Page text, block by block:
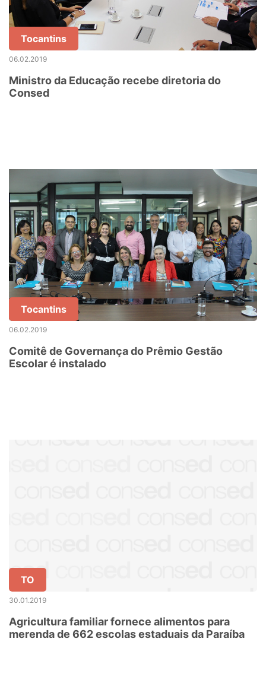
Tocantins
06.02.2019
Ministro da Educação recebe diretoria do
Consed
Tocantins
06.02.2019
Comitê de Governança do Prêmio Gestão
Escolar é instalado
TO
30.01.2019
Agricultura familiar fornece alimentos para
merenda de 662 escolas estaduais da Paraíba